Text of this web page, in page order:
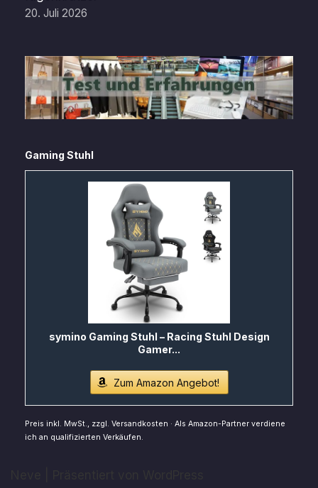
20. Juli 2026
Gaming Stuhl
symino Gaming Stuhl – Racing Stuhl Design
Gamer...
Zum Amazon Angebot!
Preis inkl. MwSt., zzgl. Versandkosten · Als Amazon-Partner verdiene
ich an qualifizierten Verkäufen.